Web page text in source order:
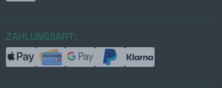
ZAHLUNGSART: